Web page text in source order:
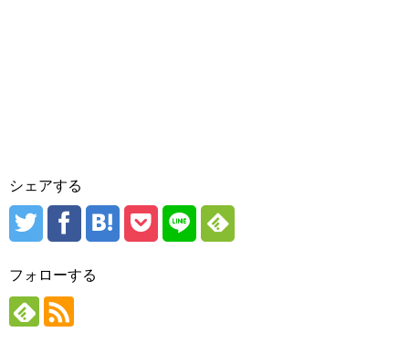
シェアする
フォローする